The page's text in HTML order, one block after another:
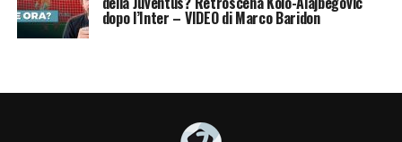
dopo l’Inter – VIDEO di Marco Baridon